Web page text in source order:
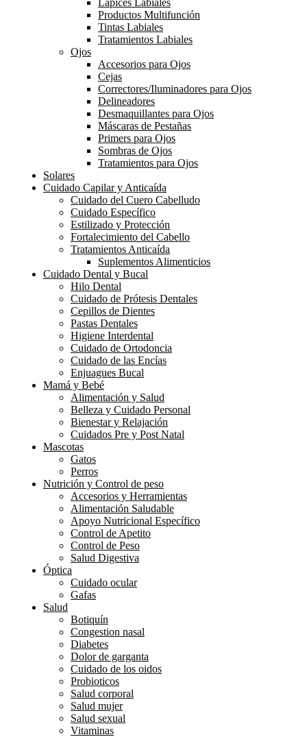
Lápices Labiales
Productos Multifunción
Tintas Labiales
Tratamientos Labiales
Ojos
Accesorios para Ojos
Cejas
Correctores/Iluminadores para Ojos
Delineadores
Desmaquillantes para Ojos
Máscaras de Pestañas
Primers para Ojos
Sombras de Ojos
Tratamientos para Ojos
Solares
Cuidado Capilar y Anticaída
Cuidado del Cuero Cabelludo
Cuidado Específico
Estilizado y Protección
Fortalecimiento del Cabello
Tratamientos Anticaída
Suplementos Alimenticios
Cuidado Dental y Bucal
Hilo Dental
Cuidado de Prótesis Dentales
Cepillos de Dientes
Pastas Dentales
Higiene Interdental
Cuidado de Ortodoncia
Cuidado de las Encías
Enjuagues Bucal
Mamá y Bebé
Alimentación y Salud
Belleza y Cuidado Personal
Bienestar y Relajación
Cuidados Pre y Post Natal
Mascotas
Gatos
Perros
Nutrición y Control de peso
Accesorios y Herramientas
Alimentación Saludable
Apoyo Nutricional Específico
Control de Apetito
Control de Peso
Salud Digestiva
Óptica
Cuidado ocular
Gafas
Salud
Botiquín
Congestion nasal
Diabetes
Dolor de garganta
Cuidado de los oidos
Probioticos
Salud corporal
Salud mujer
Salud sexual
Vitaminas